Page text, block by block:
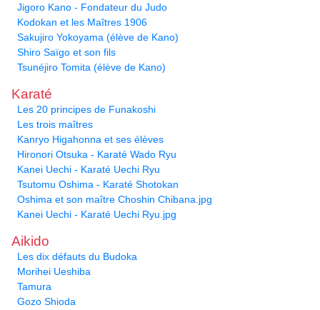
Jigoro Kano - Fondateur du Judo
Kodokan et les Maîtres 1906
Sakujiro Yokoyama (élève de Kano)
Shiro Saïgo et son fils
Tsunéjiro Tomita (élève de Kano)
Karaté
Les 20 principes de Funakoshi
Les trois maîtres
Kanryo Higahonna et ses élèves
Hironori Otsuka - Karaté Wado Ryu
Kanei Uechi - Karaté Uechi Ryu
Tsutomu Oshima - Karaté Shotokan
Oshima et son maître Choshin Chibana.jpg
Kanei Uechi - Karaté Uechi Ryu.jpg
Aikido
Les dix défauts du Budoka
Morihei Ueshiba
Tamura
Gozo Shioda